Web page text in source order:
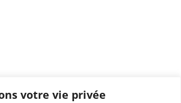
votre vie privée